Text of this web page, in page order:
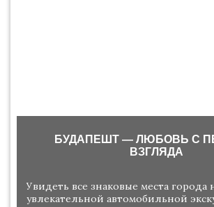
БУДАПЕШТ — ЛЮБОВЬ С
ВЗГЛЯДА
Увидеть все знаковые места города
увлекательной автомобильной